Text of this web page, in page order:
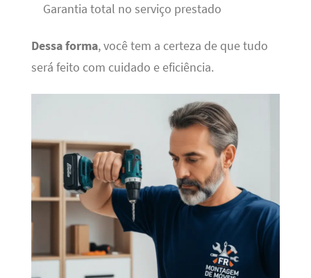
Garantia total no serviço prestado
Dessa forma, você tem a certeza de que tudo
será feito com cuidado e eficiência.